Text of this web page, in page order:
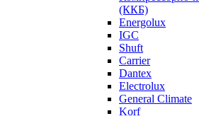
(ККБ)
Energolux
IGC
Shuft
Carrier
Dantex
Electrolux
General Climate
Korf